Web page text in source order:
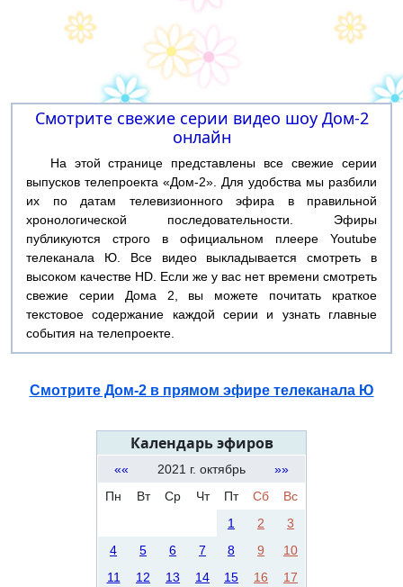
Смотрите свежие серии видео шоу Дом-2
онлайн
На этой странице представлены все свежие серии
выпусков телепроекта «Дом-2». Для удобства мы разбили
их по датам телевизионного эфира в правильной
хронологической последовательности. Эфиры
публикуются строго в официальном плеере Youtube
телеканала Ю. Все видео выкладывается смотреть в
высоком качестве HD. Если же у вас нет времени смотреть
свежие серии Дома 2, вы можете почитать краткое
текстовое содержание каждой серии и узнать главные
события на телепроекте.
Смотрите Дом-2 в прямом эфире телеканала Ю
Календарь эфиров
«« 2021 г. октябрь
»»
Пн
Вт Ср Чт Пт Сб
Вс
1
2
3
4
5 6 7 8 9
10
11
12 13 14 15 16
17